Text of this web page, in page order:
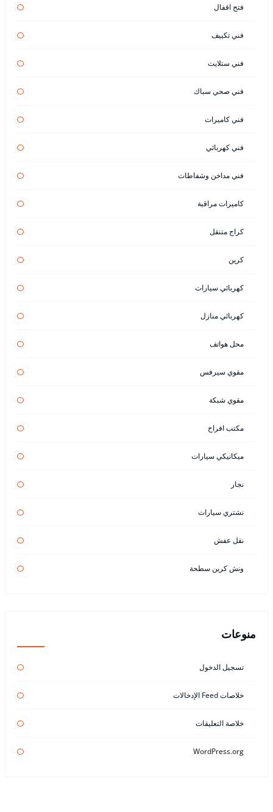
فتح اقفال
فني تكييف
فني ستلايت
فني صحي سباك
فني كاميرات
فني كهربائي
فني مداخن وشفاطات
كاميرات مراقبة
كراج متنقل
كرين
كهربائي سيارات
كهربائي منازل
محل هواتف
مقوي سيرفس
مقوي شبكة
مكتب افراح
ميكانيكي سيارات
نجار
نشتري سيارات
نقل عفش
ونش كرين سطحة
منوعات
تسجيل الدخول
خلاصات Feed الإدخالات
خلاصة التعليقات
WordPress.org